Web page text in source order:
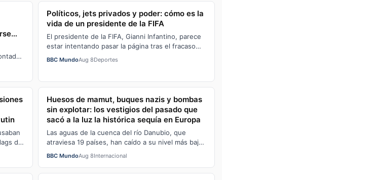
Políticos, jets privados y poder: cómo es la
vida de un presidente de la FIFA
El presidente de la FIFA, Gianni Infantino, parece
estar intentando pasar la página tras el fracaso
BBC MundoAug 8Deportes
de
Huesos de mamut, buques nazis y bombas
sin explotar: los vestigios del pasado que
sacó a la luz la histórica sequía en Europa
Las aguas de la cuenca del río Danubio, que
atraviesa 19 países, han caído a su nivel más bajo
BBC MundoAug 8Internacional